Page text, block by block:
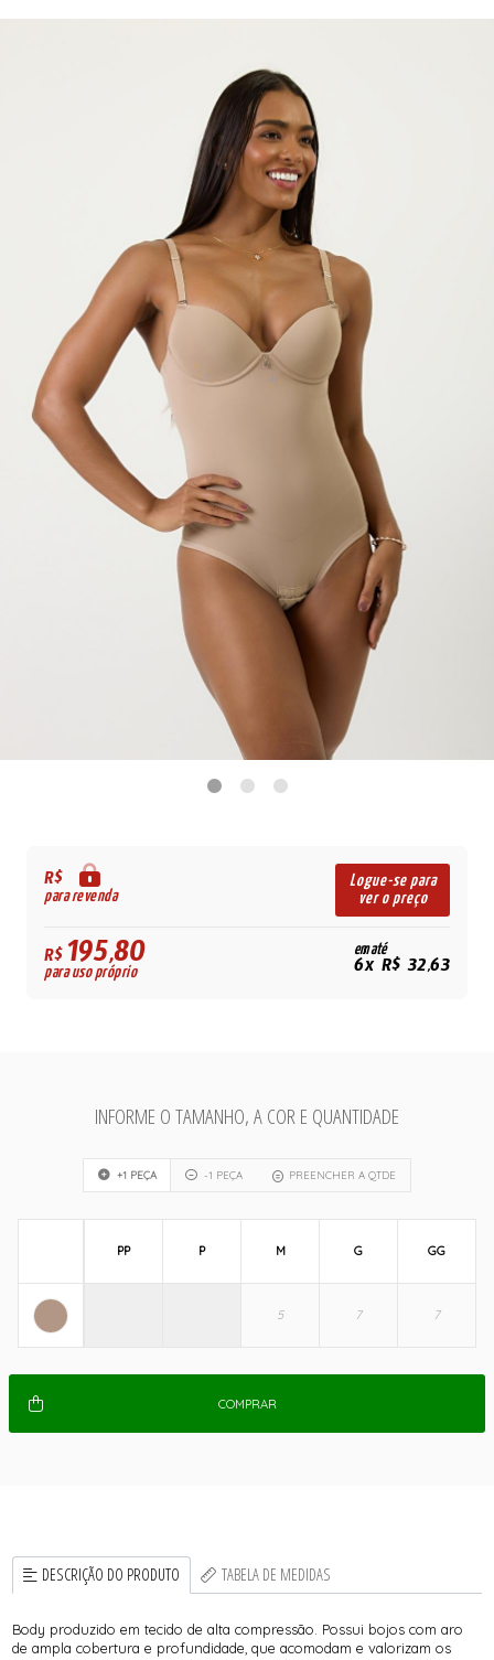
R$
para revenda
Logue-se para
ver o preço
R$195,80
para uso próprio
em até
6x R$ 32,63
INFORME O TAMANHO, A COR E QUANTIDADE
+1 PEÇA -1 PEÇA PREENCHER A QTDE
PP P M G GG
COMPRAR
DESCRIÇÃO DO PRODUTO TABELA DE MEDIDAS
Body produzido em tecido de alta compressão. Possui bojos com aro
de ampla cobertura e profundidade, que acomodam e valorizam os